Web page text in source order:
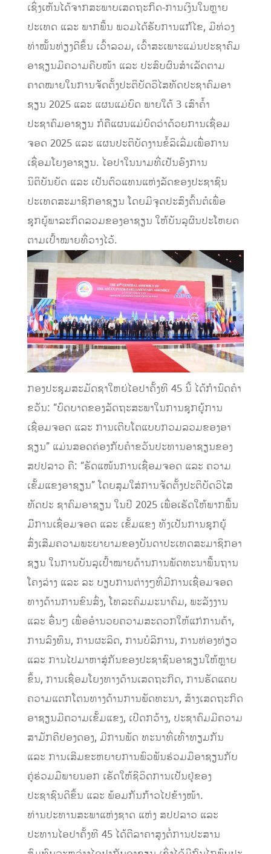
ເຊິ່ງເຫັນໄດ້ຈາກສະພາບເສດຖະກິດ-ການເງິນໃນຫຼາຍ
ປະເທດ ແລະ ພາກພື້ນ ພວມໄດ້ຮັບການແກ້ໄຂ, ມີທ່ວງ
ທ່າໝັ້ນທ່ຽງດີຂຶ້ນ ເວົ້າລວມ, ເວົ້າສະເພາະແມ່ນປະຊາຄົມ
ອາຊຽນມີຄວາມຄືບໜ້າ ແລະ ປະສົບຜົນສໍາເລັດຕາມ
ຄາດໝາຍໃນການຈັດຕັ້ງປະຕິບັດວິໄສທັດປະຊາຄົມອາ
ຊຽນ 2025 ແລະ ແຜນແມ່ບົດ ພາຍໃຕ້ 3 ເສົາຄໍ້າ
ປະຊາຄົມອາຊຽນ ກໍຄືແຜນແມ່ບົດວ່າດ້ວຍການເຊື່ອມ
ຈອດ 2025 ແລະ ແຜນປະຕິບັດງານຂໍ້ລິເລີ່ມເພື່ອການ
ເຊື່ອມໂຍງອາຊຽນ. ໄອປາໃນນາມທີ່ເປັນອົງການ
ນິຕິບັນຍັດ ແລະ ເປັນຕົວແທນແຫ່ງລັດຂອງປະຊາຊົນ
ປະເທດສະມາຊິກອາຊຽນ ໂດຍມີຈຸດປະສົງຕົ້ນຕໍເພື່ອ
ຊຸກຍູ້ພາລະກິດລວມຂອງອາຊຽນ ໃຫ້ບັນລຸຜົນປະໂຫຍດ
ຕາມເປົ້າໝາຍທີ່ວາງໄວ້.
ກອງປະຊຸມສະມັດຊາໃຫຍ່ໄອປາຄັ້ງທີ 45 ນີ້ ໄດ້ກໍານົດຄຳ
ຂວັນ: “ບົດບາດຂອງລັດຖະສະພາໃນການຊຸກຍູ້ການ
ເຊື່ອມຈອດ ແລະ ການເຕີບໂຕແບບກວມລວມຂອງອາ
ຊຽນ” ແມ່ນສອດຄ່ອງກັບຄຳຂວັນປະທານອາຊຽນຂອງ
ສປປລາວ ຄື: “ຮັດແໜ້ນການເຊື່ອມຈອດ ແລະ ຄວາມ
ເຂັ້ມແຂງອາຊຽນ” ໂດຍສຸມໃສ່ການຈັດຕັ້ງປະຕິບັດວິໄສ
ທັດປະ ຊາຄົມອາຊຽນ ໃນປີ 2025 ເພື່ອເຮັດໃຫ້ພາກພື້ນ
ມີິການເຊື່ອມຈອດ ແລະ ເຂັ້ມແຂງ ທັງເປັນການຊຸກຍູ້
ສົ່ງເສີມຄວາມພະຍາຍາມຂອງບັນດາປະເທດສະມາຊິກອາ
ຊຽນ ໃນການບັນລຸເປົ້າໝາຍດ້ານການພັດທະນາພື້ນຖານ
ໂຄງລ່າງ ແລະ ລະ ບຽບການຕ່າງໆທີ່ມີການເຊື່ອມຈອດ
ທາງດ້ານການຂົນສົ່ງ, ໂທລະຄົມມະນາຄົມ, ພະລັງງານ
ແລະ ອື່ນໆ ເພື່ອອໍານວຍຄວາມສະດວກໃຫ້ແກ່ການຄ້າ,
ການລົງທຶນ, ການຜະລິດ, ການບໍລິການ, ການທ່ອງທ່ຽວ
ແລະ ການໄປມາຫາສູ່ກັນຂອງປະຊາຊົນອາຊຽນໃຫ້ຫຼາຍ
ຂຶ້ນ, ການເຊື່ອມໂຍງທາງດ້ານເສດຖະກິດ, ການຮັດແຄບ
ຄວາມແຕກໂຕນທາງດ້ານການພັດທະນາ, ສ້າງເສດຖະກິດ
ອາຊຽນມີຄວາມເຂັ້ມແຂງ, ເປີດກວ້າງ, ປະຊາຄົມມີຄວາມ
ສາມັກຄີປອງດອງ, ມີການພັດ ທະນາທີ່ເທົ່າທຽມກັນ
ແລະ ການເສີມຂະຫຍາຍການພົວພັນຮ່ວມມືອາຊຽນກັບ
ຄູ່ຮ່ວມມືພາຍນອກ ເຮັດໃຫ້ຊີວິດການເປັນຢູ່ຂອງ
ປະຊາຊົນດີຂຶ້ນ ແລະ ພ້ອມກັນກ້າວໄປຂ້າງໜ້າ.
ທ່ານປະທານສະພາແຫ່ງຊາດ ແຫ່ງ ສປປລາວ ແລະ
ປະທານໄອປາຄັ້ງທີ 45 ໄດ້ຕີລາຄາສູງຕໍ່ການປະສານ